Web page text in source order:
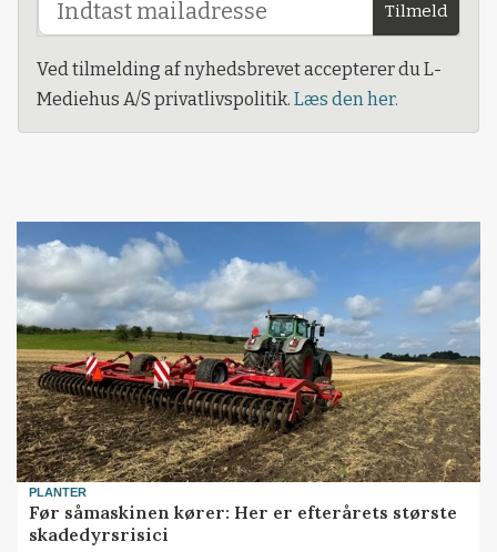
Tilmeld
Ved tilmelding af nyhedsbrevet accepterer du L-
Mediehus A/S privatlivspolitik. Læs den her.
PLANTER
Før såmaskinen kører: Her er efterårets største
skadedyrsrisici